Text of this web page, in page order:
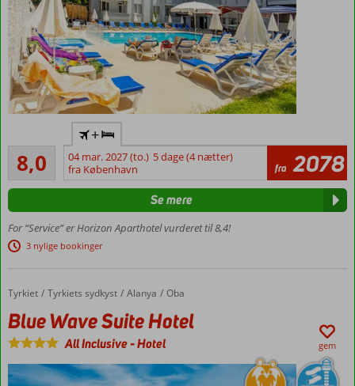
til
Gazipasa
Godt
prisen
Gåafstand
til
stranden
til
Alanya
lejlighed eller
8,0
Meget godt
268
anmeldelser
+
04 mar. 2027 (to.) 5 dage (4 nætter)
fra København
fra 2078
For “Service” er Horizon Aparthotel vurderet til 8,4!
3 nylige bookinger
Se mere
Forside
Tyrkiet Tyrkiets sydkyst Alanya Oba
Blue Wave Suite Hotel
Blue Wave Suite Hotel
All Inclusive-Hotel gem